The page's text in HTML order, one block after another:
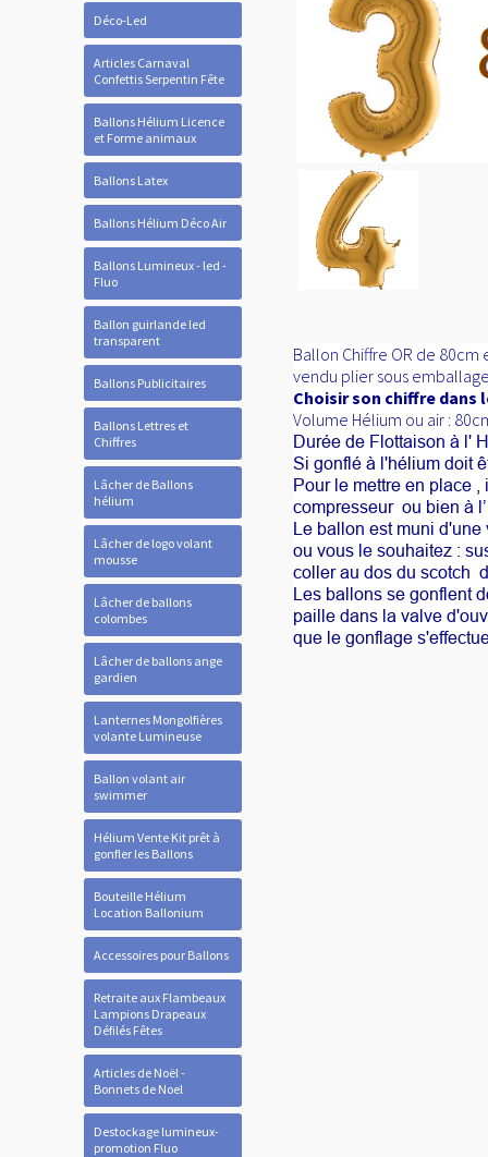
Déco-Led
Articles Carnaval
Confettis Serpentin Fête
Ballons Hélium Licence
et Forme animaux
Ballons Latex
Ballons Hélium Déco Air
Ballons Lumineux - led -
Fluo
Ballon guirlande led
transparent
Ballons Publicitaires
Ballons Lettres et
Chiffres
Lâcher de Ballons
hélium
Lâcher de logo volant
mousse
Lâcher de ballons
colombes
Lâcher de ballons ange
gardien
Lanternes Mongolfières
volante Lumineuse
Ballon volant air
swimmer
Hélium Vente Kit prêt à
gonfler les Ballons
Bouteille Hélium
Location Ballonium
Accessoires pour Ballons
Retraite aux Flambeaux
Lampions Drapeaux
Défilés Fêtes
Articles de Noël -
Bonnets de Noel
Destockage lumineux-
promotion Fluo
Ballon Chiffre OR de 80cm
vendu plier sous
Choisir son chiffre
Volume Hélium ou air :
Durée de Flottaison à l'
Si gonflé à l'hélium doit
Pour le mettre en place ,
compresseur ou bien à
Le ballon est muni
ou vous le souhaitez :
coller au dos du scotch
Les ballons se gonflent
paille dans la valve
que le gonflage